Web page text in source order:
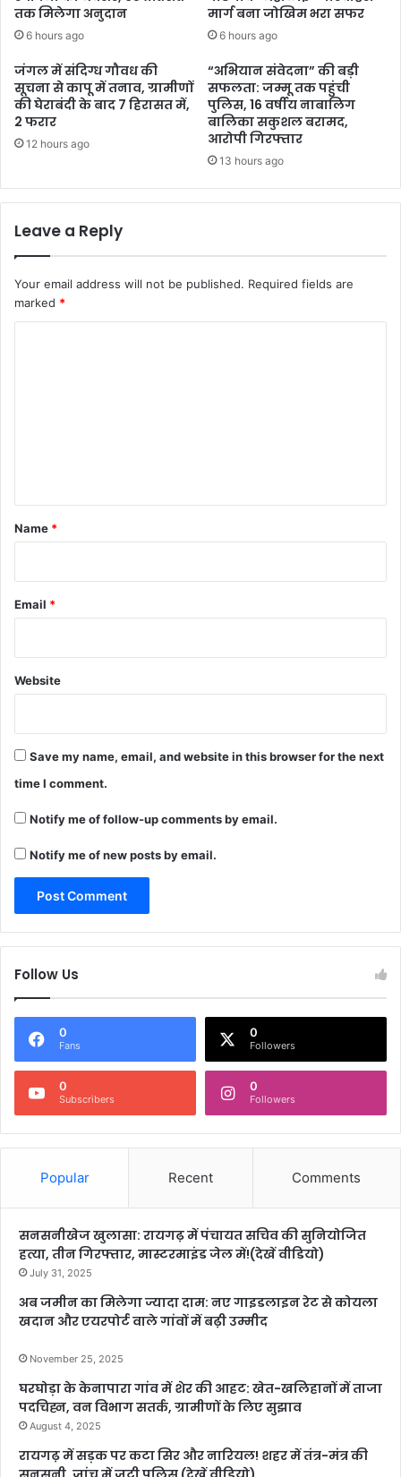
तक मिलेगा अनुदान
6 hours ago
मार्ग बना जोखिम भरा सफर
6 hours ago
जंगल में संदिग्ध गौवध की
सूचना से कापू में तनाव, ग्रामीणों
की घेराबंदी के बाद 7 हिरासत में,
2 फरार
12 hours ago
“अभियान संवेदना” की बड़ी
सफलता: जम्मू तक पहुंची
पुलिस, 16 वर्षीय नाबालिग
बालिका सकुशल बरामद,
आरोपी गिरफ्तार
13 hours ago
Leave a Reply
Your email address will not be published. Required fields are
marked *
*
Name *
Email *
Website
Save my name, email, and website in this browser for the next
time I comment.
Notify me of follow-up comments by email.
Notify me of new posts by email.
Follow Us
0
Fans
0
Followers
0
Subscribers
0
Followers
Popular Recent Comments
सनसनीखेज खुलासा: रायगढ़ में पंचायत सचिव की सुनियोजित
हत्या, तीन गिरफ्तार, मास्टरमाइंड जेल में!(देखें वीडियो)
July 31, 2025
अब जमीन का मिलेगा ज्यादा दाम: नए गाइडलाइन रेट से कोयला
खदान और एयरपोर्ट वाले गांवों में बढ़ी उम्मीद
November 25, 2025
घरघोड़ा के केनापारा गांव में शेर की आहट: खेत-खलिहानों में ताजा
पदचिह्न, वन विभाग सतर्क, ग्रामीणों के लिए सुझाव
August 4, 2025
रायगढ़ में सड़क पर कटा सिर और नारियल! शहर में तंत्र-मंत्र की